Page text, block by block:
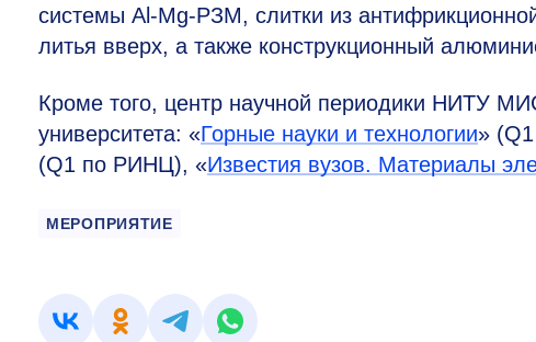
системы Al-Mg-РЗМ, слитки из
литья вверх, а также конструкционный
Кроме того, центр научной периодики НИТУ
университета: «Горные науки и технологии»
(Q1 по РИНЦ), «Известия вузов. Материалы
МЕРОПРИЯТИЕ